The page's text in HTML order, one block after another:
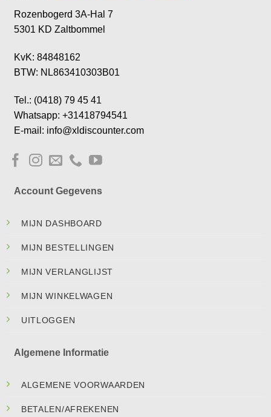
Rozenbogerd 3A-Hal 7
5301 KD Zaltbommel
KvK: 84848162
BTW: NL863410303B01
Tel.: (0418) 79 45 41
Whatsapp: +31418794541
E-mail: info@xldiscounter.com
Account Gegevens
MIJN DASHBOARD
MIJN BESTELLINGEN
MIJN VERLANGLIJST
MIJN WINKELWAGEN
UITLOGGEN
Algemene Informatie
ALGEMENE VOORWAARDEN
BETALEN/AFREKENEN